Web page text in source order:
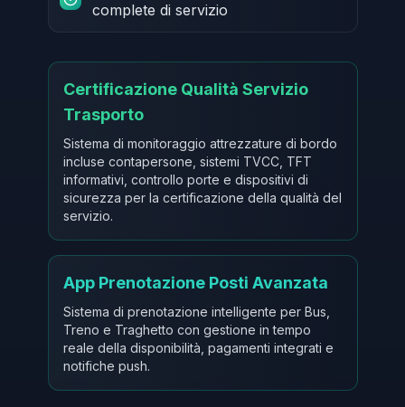
complete di servizio
Certificazione Qualità Servizio
Trasporto
Sistema di monitoraggio attrezzature di bordo
incluse contapersone, sistemi TVCC, TFT
informativi, controllo porte e dispositivi di
sicurezza per la certificazione della qualità del
servizio.
App Prenotazione Posti Avanzata
Sistema di prenotazione intelligente per Bus,
Treno e Traghetto con gestione in tempo
reale della disponibilità, pagamenti integrati e
notifiche push.